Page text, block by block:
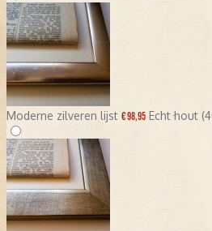
Moderne zilveren lijst € 98,95 Echt hout